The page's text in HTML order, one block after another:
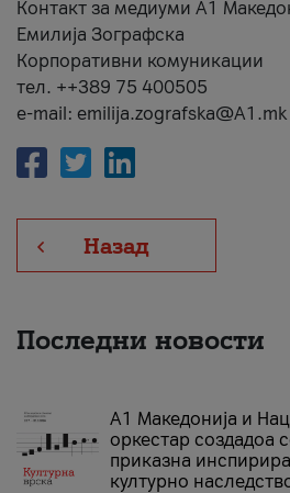
Контакт за медиуми А1
Емилија Зографска
Корпоративни комуникации
тел. ++389 75 400505
e-mail: emilija.zografska@A1.mk
Назад
Последни новости
А1 Македонија и
оркестар создадоа
приказна
културно